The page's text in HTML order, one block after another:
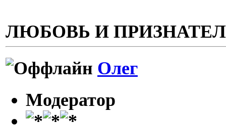
ЛЮБОВЬ И
Олег
Модератор